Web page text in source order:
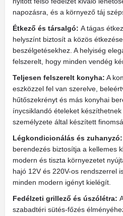
napozásra, és a környező táj
Étkező és társalgó: A tágas
helyszínt biztosít a közös
beszélgetésekhez. A helyiség
felszerelt, hogy minden vendég
Teljesen felszerelt konyha: A
eszközzel fel van szerelve,
hűtőszekrényt és más konyhai
ínycsiklandó ételeket
személyzete által készített
Légkondicionálás és zuhanyzó:
berendezés biztosítja a kellemes
modern és tiszta környezetet
hajó 12V és 220V-os rendszerrel
minden modern igényt kielégít.
Fedélzeti grillező és úszólétra:
szabadtéri sütés-főzés